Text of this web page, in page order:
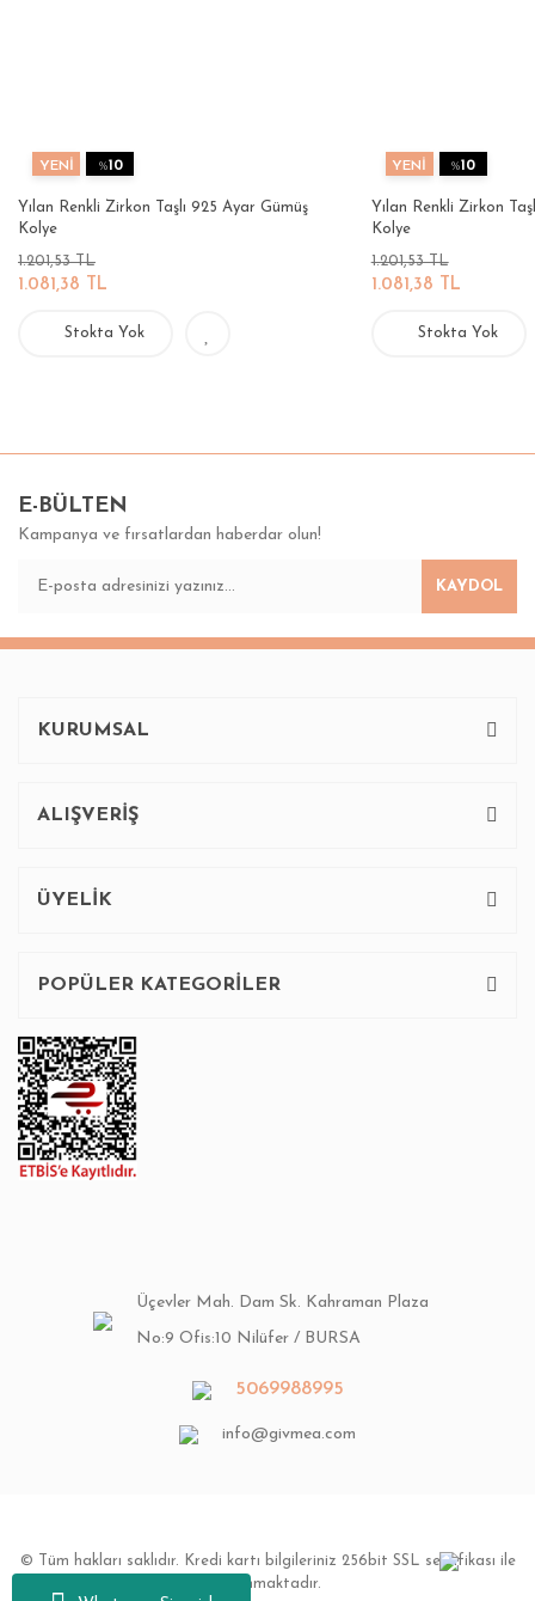
YENİ %10
Yılan Renkli Zirkon Taşlı 925 Ayar Gümüş
Kolye
1.201,53 TL
1.081,38 TL
Stokta Yok
YENİ %10
Yılan Renkli Zirkon
Kolye
1.201,53 TL
1.081,38 TL
Stokta Yok
E-BÜLTEN
Kampanya ve fırsatlardan haberdar olun!
KAYDOL
Üçevler Mah. Dam Sk. Kahraman Plaza
No:9 Ofis:10 Nilüfer / BURSA
5069988995
info@givmea.com
KURUMSAL
ALIŞVERİŞ
ÜYELİK
POPÜLER KATEGORİLER
© Tüm hakları saklıdır. Kredi kartı bilgileriniz 256bit SSL sertifikası ile
korunmaktadır.